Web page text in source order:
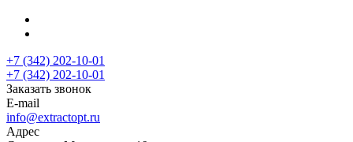
+7 (342) 202-10-01
+7 (342) 202-10-01
Заказать звонок
E-mail
info@extractopt.ru
Адрес